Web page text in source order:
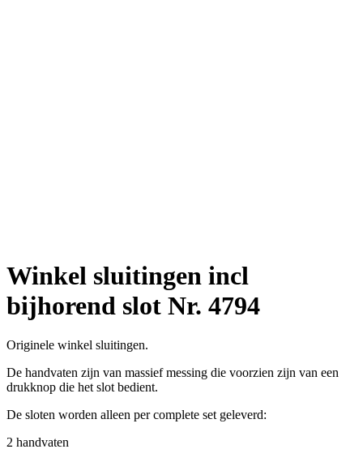
Winkel sluitingen incl
bijhorend slot Nr. 4794
Originele winkel sluitingen.
De handvaten zijn van massief messing die voorzien zijn van een
drukknop die het slot bedient.
De sloten worden alleen per complete set geleverd:
2 handvaten